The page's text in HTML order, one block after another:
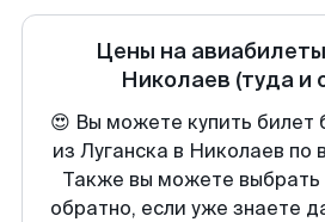
Цены на авиабилеты
Николаев (туда и
😍 Вы можете купить билет
из Луганска в Николаев по
Также вы можете выбрать
обратно, если уже знаете